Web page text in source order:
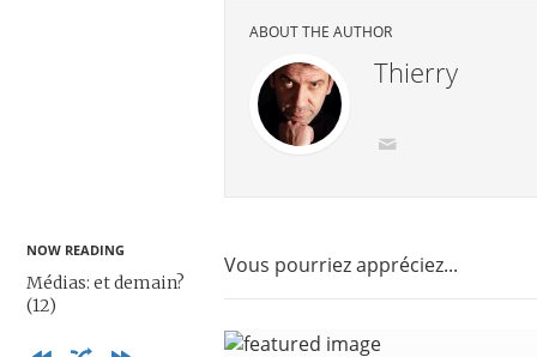
NOW READING
Médias: et demain?
(12)
ABOUT THE AUTHOR
Thierry
Vous pourriez appréciez...